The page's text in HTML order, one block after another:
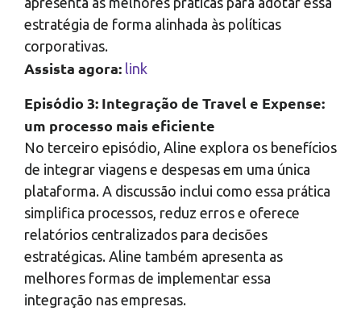
estratégia de forma alinhada às políticas
corporativas.
Assista agora: link
Episódio 3: Integração de Travel e Expense:
um processo mais eficiente
No terceiro episódio, Aline explora os benefícios
de integrar viagens e despesas em uma única
plataforma. A discussão inclui como essa prática
simplifica processos, reduz erros e oferece
relatórios centralizados para decisões
estratégicas. Aline também apresenta as
melhores formas de implementar essa
integração nas empresas.